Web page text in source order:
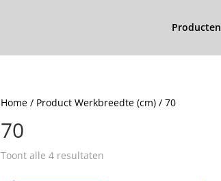
Producten
Home/ Product Werkbreedte (cm) / 70
70
Toont alle 4 resultaten